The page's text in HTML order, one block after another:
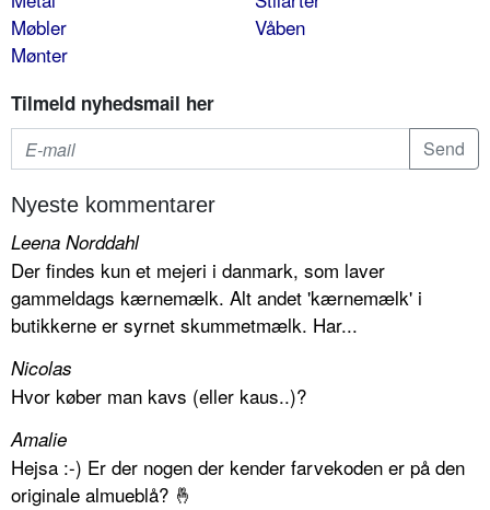
Møbler
Mønter
Våben
Tilmeld nyhedsmail her
Nyeste kommentarer
Leena Norddahl
Der findes kun et mejeri i danmark, som laver
gammeldags kærnemælk. Alt andet 'kærnemælk' i
butikkerne er syrnet skummetmælk. Har...
Nicolas
Hvor køber man kavs (eller kaus..)?
Amalie
Hejsa :-) Er der nogen der kender farvekoden er på den
originale almueblå? 🤞